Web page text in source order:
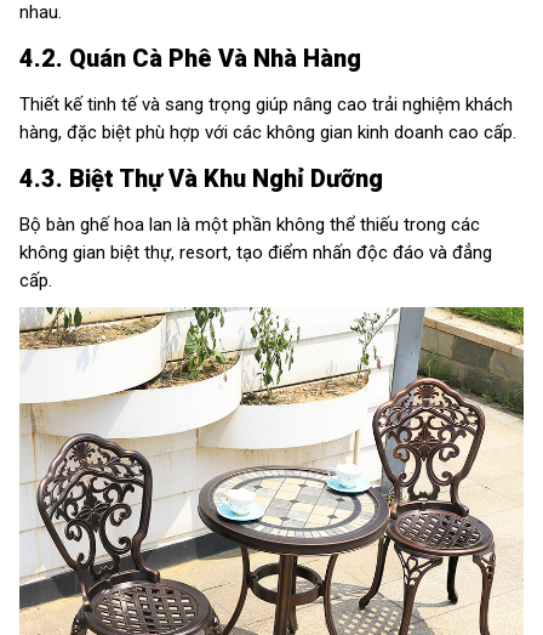
nhau.
4.2. Quán Cà Phê Và Nhà Hàng
Thiết kế tinh tế và sang trọng giúp nâng cao trải nghiệm khách
hàng, đặc biệt phù hợp với các không gian kinh doanh cao cấp.
4.3. Biệt Thự Và Khu Nghỉ Dưỡng
Bộ bàn ghế hoa lan là một phần không thể thiếu trong các
không gian biệt thự, resort, tạo điểm nhấn độc đáo và đẳng
cấp.